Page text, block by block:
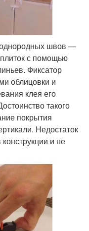
швов —
с помощью
Фиксатор
облицовки и
клея его
такого
покрытия
Недостаток
и не